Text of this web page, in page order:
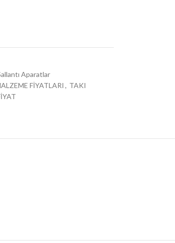
Aparatlar
FİYATLARI , TAKI